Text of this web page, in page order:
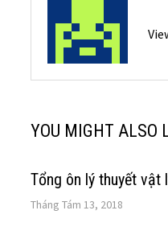
YOU MIGHT ALSO
Tổng ôn lý thuyết vật
Tháng Tám 13, 2018